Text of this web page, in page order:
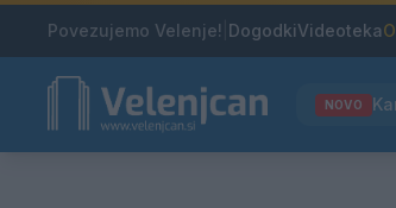
Povezujemo Velenje! DogodkiVideoteka
NOVO